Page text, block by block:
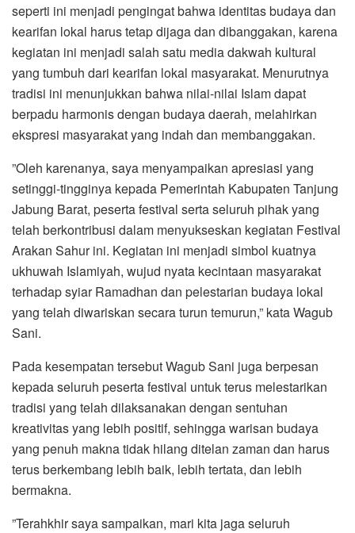
seperti ini menjadi pengingat bahwa identitas budaya dan
kearifan lokal harus tetap dijaga dan dibanggakan, karena
kegiatan ‎ini menjadi salah satu media dakwah kultural
yang ‎tumbuh dari kearifan lokal masyarakat. Menurutnya
tradisi ini menunjukkan bahwa nilai-nilai Islam dapat
berpadu harmonis dengan budaya daerah, melahirkan
ekspresi masyarakat yang indah dan membanggakan.
‎”Oleh karenanya, saya menyampaikan apresiasi yang
‎setinggi-tingginya kepada Pemerintah Kabupaten Tanjung
Jabung Barat, peserta festival serta seluruh pihak yang
telah berkontribusi dalam menyukseskan kegiatan Festival
Arakan Sahur ini. Kegiatan ini menjadi simbol ‎kuatnya
ukhuwah Islamiyah, wujud nyata kecintaan ‎masyarakat
terhadap syiar Ramadhan dan pelestarian budaya lokal
yang telah diwariskan secara turun temurun,” kata Wagub
Sani.
‎Pada kesempatan tersebut Wagub Sani juga berpesan
kepada seluruh peserta festival untuk terus melestarikan
tradisi yang telah dilaksanakan dengan sentuhan
kreativitas yang lebih ‎positif, sehingga warisan budaya
yang penuh makna tidak ‎hilang ditelan zaman dan harus
terus berkembang lebih baik, lebih tertata, dan lebih
bermakna.
‎”Terahkhir saya sampaikan, mari kita jaga seluruh